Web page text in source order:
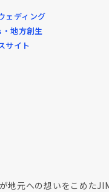
ェディング
地方創生
サイト
地元への想いをこめた